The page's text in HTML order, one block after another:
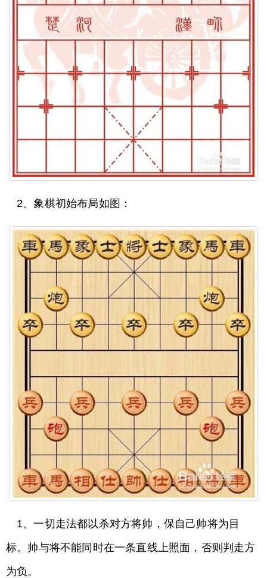
2、象棋初始布局如图：
1、一切走法都以杀对方将帅，保自己帅将为目
标。帅与将不能同时在一条直线上照面，否则判走方
为负。